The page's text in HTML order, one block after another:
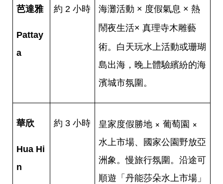
芭達雅
Pattay
a
約 2 小時
海灘活動 × 度假氣息 × 熱
鬧夜生活× 真理寺木雕藝
術。白天玩水上活動或珊瑚
島出海，晚上體驗繽紛的海
濱城市氛圍。
華欣
Hua Hi
n
約 3 小時
皇家度假勝地 × 葡萄園 ×
水上市場、國家公園野放亞
洲象。慢旅行氛圍。沿途可
順遊「丹能莎朵水上市場」